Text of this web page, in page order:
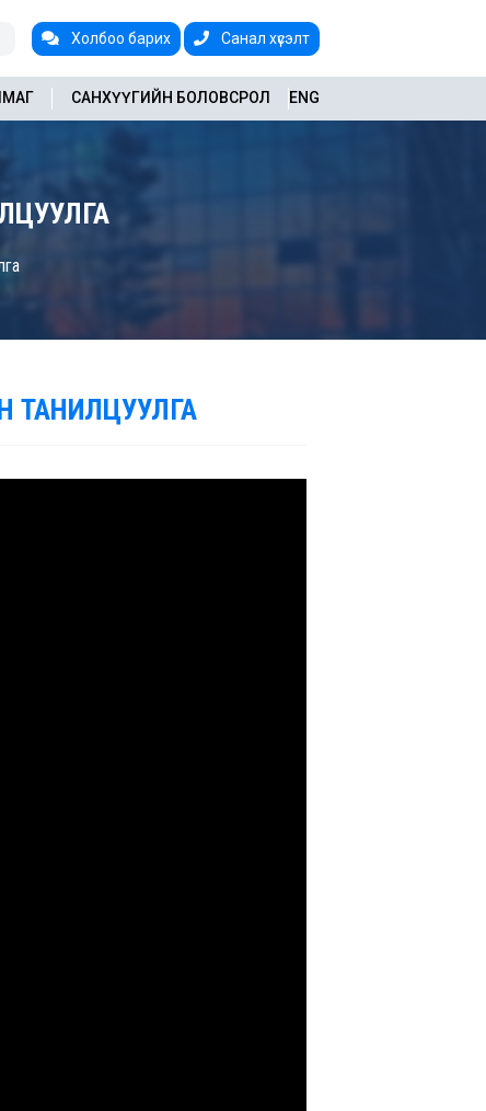
Холбоо барих Санал хүсэлт
ENG
САНХҮҮГИЙН БОЛОВСРОЛ
ТАНИЛЦУУЛГА